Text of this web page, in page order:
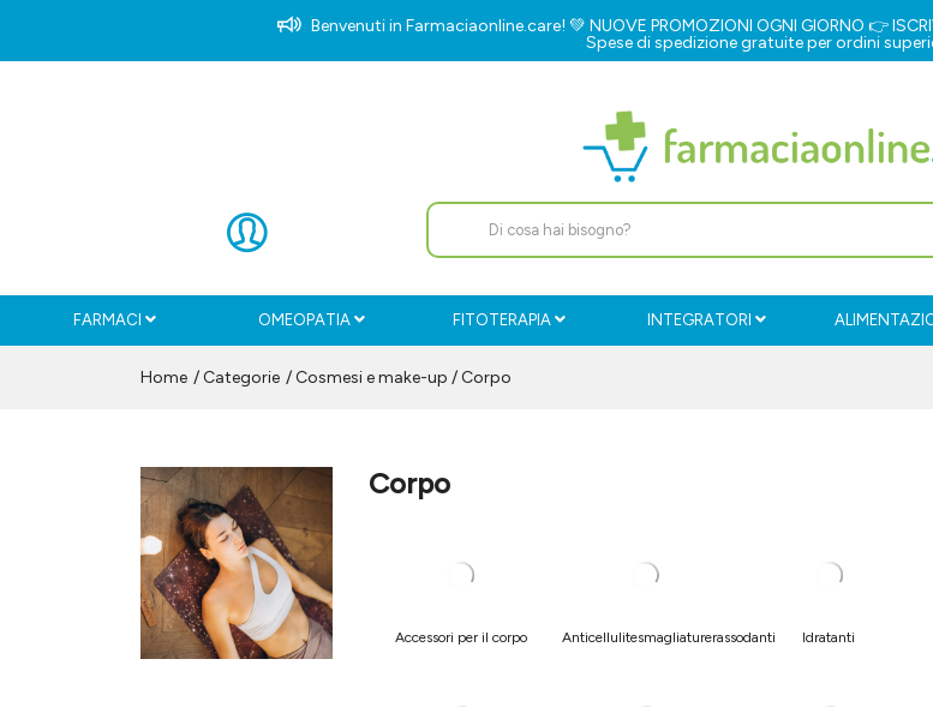
Benvenuti in Farmaciaonline.care! 💚 NUOVE PROMOZIONI OGNI GIORNO 👉
Spese di spedizione gratuite per ordini
FARMACI OMEOPATIA FITOTERAPIA INTEGRATORI
Home Categorie Cosmesi e make-up / Corpo
Corpo
Accessori per il corpo Anticellulitesmagliaturerassodanti Idratanti